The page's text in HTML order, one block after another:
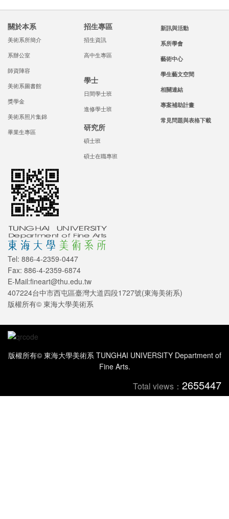
關於本系
美術系所簡介
系辦公室
師資陣容
美術系圖書館
獎學金
美術系照片集錦
畢業生專區
招生專區
招生資訊
高中生專區
學士
日間學士班
進修學士班
研究所
碩士班
碩士在職專班
新訊與活動
系所學會
藝術中心
學生藝文空間
相關連結
專案補助計畫
常見問題與表格下載
Tel: 886-4-2359-0447
Fax: 886-4-2359-6874
E-Mail:fineart@thu.edu.tw
407224台中市西屯區臺灣大道四段1727號(東海美術系)
版權所有© 東海大學美術系
版權所有© 東海大學美術系 TUNGHAI UNIVERSITY Department of
Fine Arts.
Total views： 2655447